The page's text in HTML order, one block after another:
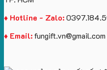
♦ Hotline - Zalo:
♦ Email:fungift.vn@gmail.com